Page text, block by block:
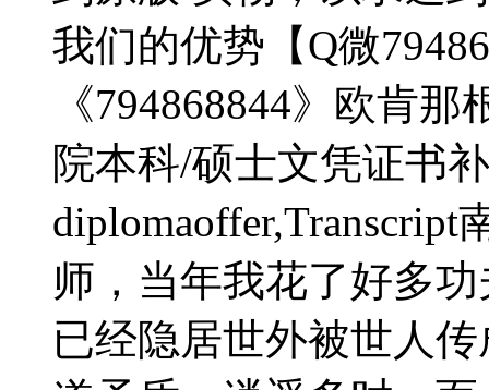
我们的优势【Q微
《794868844》欧肯
院本科/硕士文凭证书
师，当年我花了好多
已经隐居世外被世人